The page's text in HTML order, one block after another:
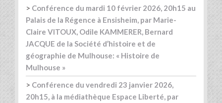
> Conférence du mardi 10 février 2026, 20h15 au
Palais de la Régence à Ensisheim, par Marie-
Claire VITOUX, Odile KAMMERER, Bernard
JACQUE de la Société d’histoire et de
géographie de Mulhouse: « Histoire de
Mulhouse »
> Conférence du vendredi 23 janvier 2026,
20h15, à la médiathèque Espace Liberté, par